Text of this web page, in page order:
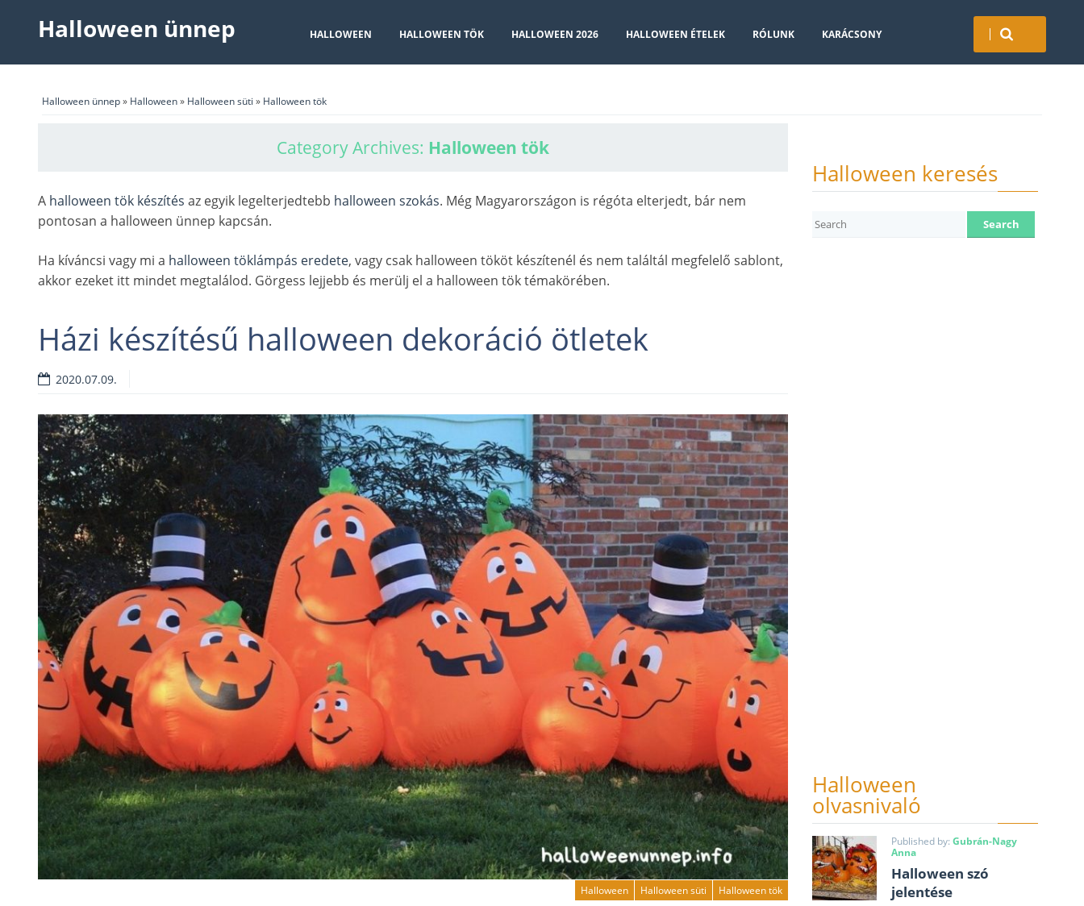
Halloween ünnep HALLOWEEN HALLOWEEN TÖK HALLOWEEN 2026 HALLOWEEN ÉTELEK RÓLUNK KARÁCSONY
Halloween ünnep» Halloween» Halloween süti » Halloween tök
Category Archives: Halloween tök
A halloween tök készítés az egyik legelterjedtebb halloween szokás. Még Magyarországon is régóta elterjedt, bár nem
pontosan a halloween ünnep kapcsán.
Ha kíváncsi vagy mi a halloween töklámpás eredete, vagy csak halloween tököt készítenél és nem találtál megfelelő sablont,
akkor ezeket itt mindet megtalálod. Görgess lejjebb és merülj el a halloween tök témakörében.
Házi készítésű halloween dekoráció ötletek
2020.07.09.
Halloween Halloween süti Halloween tök
Halloween keresés
Halloween
olvasnivaló
Published by: Gubrán-Nagy
Anna
Halloween szó
jelentése